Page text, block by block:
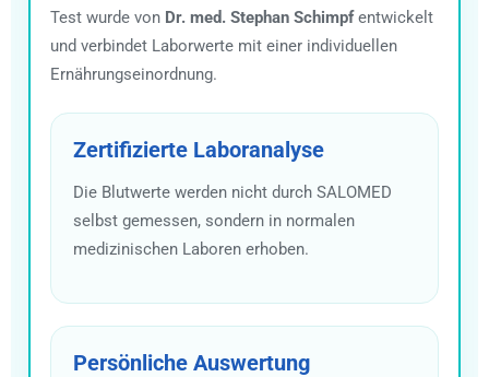
Test wurde von Dr. med. Stephan Schimpfentwickelt
und verbindet Laborwerte mit einer individuellen
Ernährungseinordnung.
Zertifizierte Laboranalyse
Die Blutwerte werden nicht durch SALOMED
selbst gemessen, sondern in normalen
medizinischen Laboren erhoben.
Persönliche Auswertung